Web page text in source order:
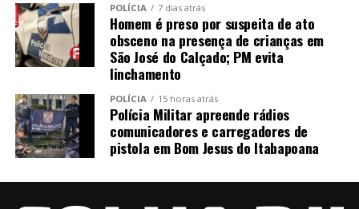
POLÍCIA 7 dias atrás
Homem é preso por suspeita de ato
obsceno na presença de crianças em
São José do Calçado; PM evita
linchamento
POLÍCIA 15 horas atrás
Polícia Militar apreende rádios
comunicadores e carregadores de
pistola em Bom Jesus do Itabapoana